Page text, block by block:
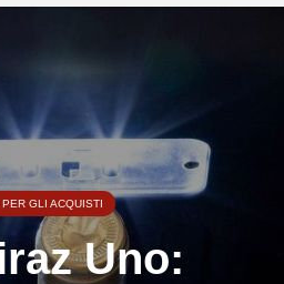
GLI ACQUISTI
Uno: